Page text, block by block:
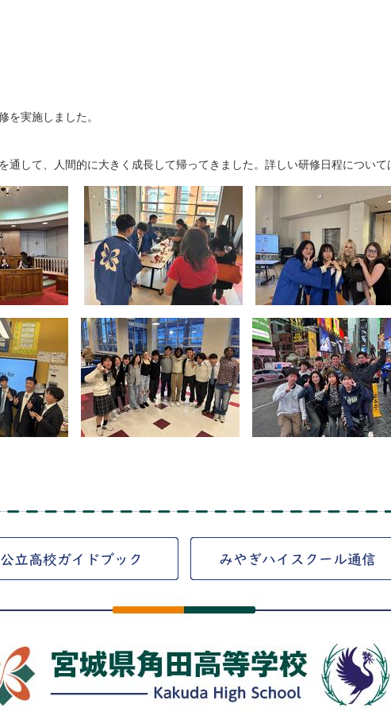
実施しました。
して、人間的に大きく成長して帰ってきました。詳しい研修日程について